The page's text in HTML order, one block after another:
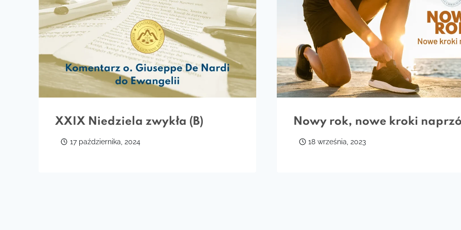
XXIX Niedziela zwykła (B)
17 października, 2024
Nowy rok, nowe kroki
18 września, 2023